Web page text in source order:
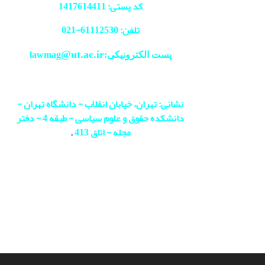
کد پستی: 1417614411
تلفن: 61112530-
021
پست الکترونیکی:lawmag@ut.ac.ir
نشانی: تهران، خیابان انقلاب - دانشگاه تهران -
دانشکده حقوق و علوم سیاسی - طبقه 4 - دفتر
مجله - اتاق 413
.